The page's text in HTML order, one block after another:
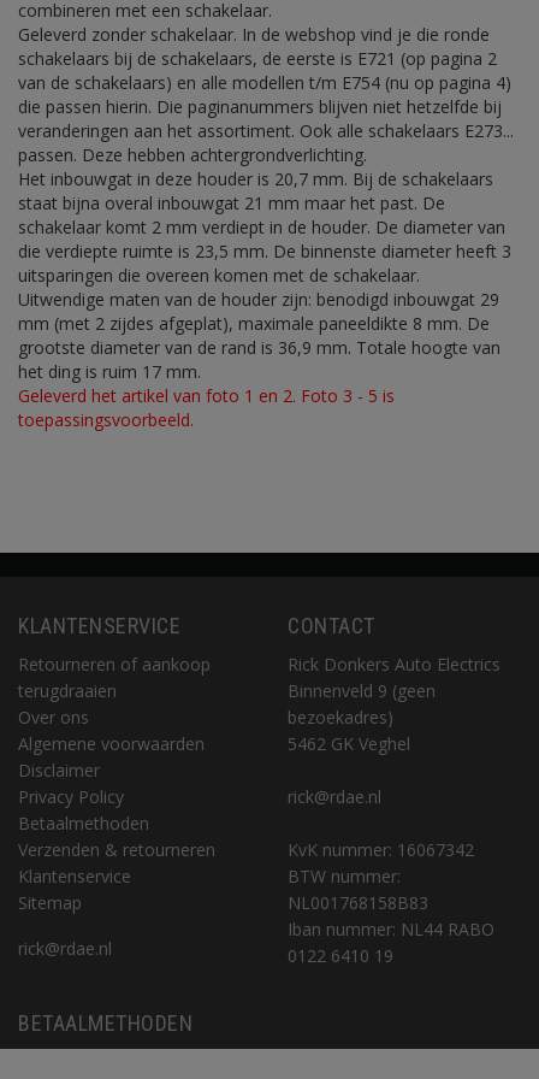
combineren met een schakelaar.
Geleverd zonder schakelaar. In de webshop vind je die ronde
schakelaars bij de schakelaars, de eerste is E721 (op pagina 2
van de schakelaars) en alle modellen t/m E754 (nu op pagina 4)
die passen hierin. Die paginanummers blijven niet hetzelfde bij
veranderingen aan het assortiment. Ook alle schakelaars E273...
passen. Deze hebben achtergrondverlichting.
Het inbouwgat in deze houder is 20,7 mm. Bij de schakelaars
staat bijna overal inbouwgat 21 mm maar het past. De
schakelaar komt 2 mm verdiept in de houder. De diameter van
die verdiepte ruimte is 23,5 mm. De binnenste diameter heeft 3
uitsparingen die overeen komen met de schakelaar.
Uitwendige maten van de houder zijn: benodigd inbouwgat 29
mm (met 2 zijdes afgeplat), maximale paneeldikte 8 mm. De
grootste diameter van de rand is 36,9 mm. Totale hoogte van
het ding is ruim 17 mm.
Geleverd het artikel van foto 1 en 2. Foto 3 - 5 is
toepassingsvoorbeeld.
KLANTENSERVICE
Retourneren of aankoop
terugdraaien
Over ons
Algemene voorwaarden
Disclaimer
Privacy Policy
Betaalmethoden
Verzenden & retourneren
Klantenservice
Sitemap
rick@rdae.nl
CONTACT
Rick Donkers Auto Electrics
Binnenveld 9 (geen
bezoekadres)
5462 GK Veghel
rick@rdae.nl
KvK nummer: 16067342
BTW nummer:
NL001768158B83
Iban nummer: NL44 RABO
0122 6410 19
BETAALMETHODEN